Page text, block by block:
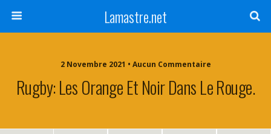
Lamastre.net
2 Novembre 2021 • Aucun Commentaire
Rugby: Les Orange Et Noir Dans Le Rouge.